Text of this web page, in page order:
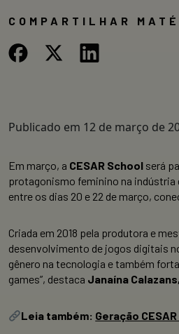
COMPARTILHAR
Publicado em 12 de março de
Em março, a CESAR School será
protagonismo feminino na indústria
entre os dias 20 e 22 de março,
Criada em 2018 pela produtora e
desenvolvimento de jogos digitais
gênero na tecnologia e também
games”, destaca Janaína
Leia também: Geração